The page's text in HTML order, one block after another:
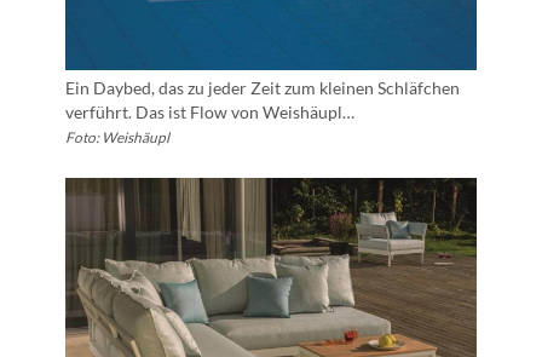
Ein Daybed, das zu jeder Zeit zum kleinen Schläfchen
verführt. Das ist Flow von Weishäupl…
Foto: Weishäupl